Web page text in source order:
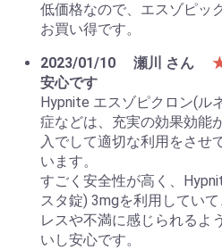
低価格なので、エスゾピッ
お買い得です。
2023/01/10
瀬川 さん
安心です
Hypnite エスゾピクロン(ル
症などは、充実の効果効能
入でして適切な利用をさせ
います。
すごく安全性が高く、
スタ錠) 3mgを利用してい
レスや不満に感じられるよ
いし安心です。